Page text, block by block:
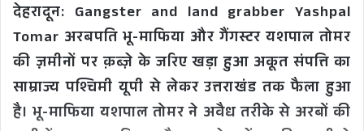
देहरादून: Gangster and land grabber Yashpal
Tomar अरबपति भू-माफिया और गैंगस्टर यशपाल तोमर
की ज़मीनों पर क़ब्ज़े के जरिए खड़ा हुआ अकूत संपत्ति का
साम्राज्य पश्चिमी यूपी से लेकर उत्तराखंड तक फैला हुआ
है। भू-माफिया यशपाल तोमर ने अवैध तरीके से अरबों की